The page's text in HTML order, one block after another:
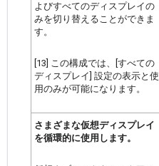
よびすべてのディスプレイの
みを切り替えることができま
す。
[13] この構成では、[すべての
ディスプレイ] 設定の表示と使
用のみが可能になります。
さまざまな仮想ディスプレイ
を循環的に使用します。